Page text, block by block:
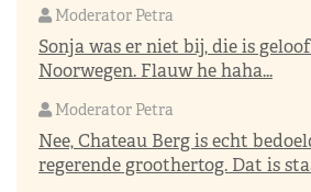
Moderator Petra
Sonja was er niet bij, die is
Noorwegen. Flauw he haha...
Moderator Petra
Nee, Chateau Berg is echt
regerende groothertog. Dat is